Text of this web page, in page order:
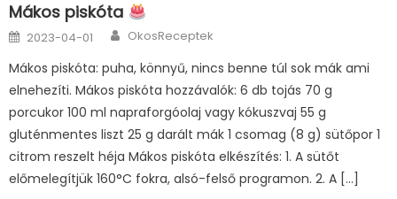
Mákos piskóta
Posted
on
2023-04-01 Author
OkosReceptek
Mákos piskóta: puha, könnyű, nincs benne túl sok mák ami
elnehezíti. Mákos piskóta hozzávalók: 6 db tojás 70 g
porcukor 100 ml napraforgóolaj vagy kókuszvaj 55 g
gluténmentes liszt 25 g darált mák 1 csomag (8 g) sütőpor 1
citrom reszelt héja Mákos piskóta elkészítés: 1. A sütőt
előmelegítjük 160°C fokra, alsó-felső programon. 2. A […]